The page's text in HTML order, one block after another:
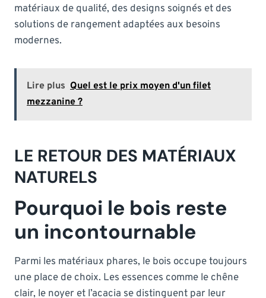
matériaux de qualité, des designs soignés et des
solutions de rangement adaptées aux besoins
modernes.
Lire plus Quel est le prix moyen d'un filet
mezzanine ?
LE RETOUR DES MATÉRIAUX
NATURELS
Pourquoi le bois reste
un incontournable
Parmi les matériaux phares, le bois occupe toujours
une place de choix. Les essences comme le chêne
clair, le noyer et l’acacia se distinguent par leur